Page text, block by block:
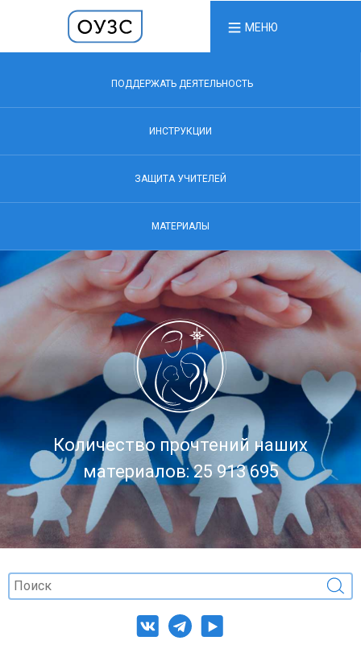
МЕНЮ
ПОДДЕРЖАТЬ ДЕЯТЕЛЬНОСТЬ
ИНСТРУКЦИИ
ЗАЩИТА УЧИТЕЛЕЙ
МАТЕРИАЛЫ
Количество прочтений наших
материалов: 25 913 695